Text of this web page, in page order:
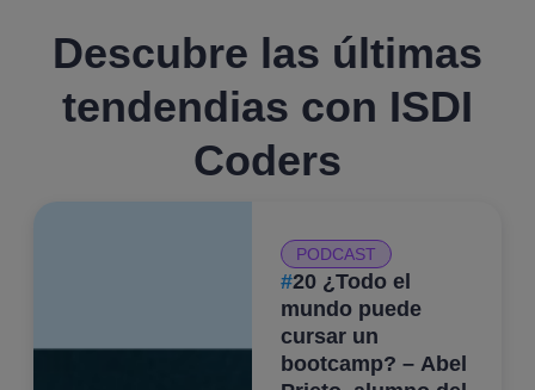
Descubre las últimas
tendendias con ISDI
Coders
PODCAST
#20 ¿Todo el
mundo puede
cursar un
bootcamp? – Abel